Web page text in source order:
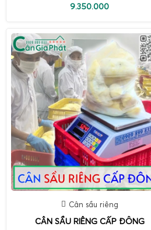
9.350.000
Cân sầu riêng
CÂN SẦU RIÊNG CẤP ĐÔNG